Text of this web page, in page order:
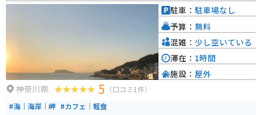
影するのがオススメです！！
神奈川県 5 （口コミ1件）
#海｜海岸｜岬 #カフェ｜軽食
駐車： 駐車場なし
予算： 無料
混雑： 少し空いている
滞在： 1時間
施設： 屋外